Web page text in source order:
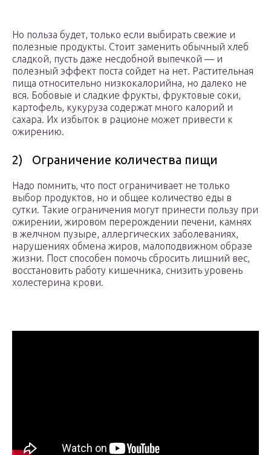
Но польза будет, только если выбирать свежие и
полезные продукты. Стоит заменить обычный хлеб
сладкой, пусть даже несдобной выпечкой — и
полезный эффект поста сойдет на нет. Растительная
пища относительно низкокалорийна, но далеко не
вся. Бобовые и сладкие фрукты, фруктовые соки,
картофель, кукуруза содержат много калорий и
сахара. Их избыток в рационе может привести к
ожирению.
2) Ограничение количества пищи
Надо помнить, что пост ограничивает не только
выбор продуктов, но и общее количество еды в
сутки. Такие ограничения могут принести пользу при
ожирении, жировом перерождении печени, камнях
в желчном пузыре, аллергических заболеваниях,
нарушениях обмена жиров, малоподвижном образе
жизни. Пост способен помочь сбросить лишний вес,
восстановить работу кишечника, снизить уровень
холестерина крови.